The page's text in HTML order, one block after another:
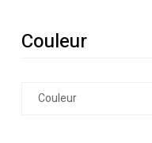
Couleur